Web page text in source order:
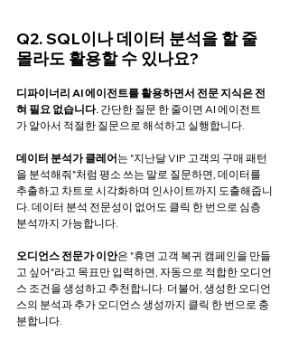
Q2. SQL이나 데이터 분석을 할 줄
몰라도 활용할 수 있나요?
디파이너리 AI 에이전트를 활용하면서 전문 지식은 전
혀 필요 없습니다. 간단한 질문 한 줄이면 AI 에이전트
가 알아서 적절한 질문으로 해석하고 실행합니다.
데이터 분석가 클레어는 "지난달 VIP 고객의 구매 패턴
을 분석해줘"처럼 평소 쓰는 말로 질문하면, 데이터를
추출하고 차트로 시각화하며 인사이트까지 도출해줍니
다. 데이터 분석 전문성이 없어도 클릭 한 번으로 심층
분석까지 가능합니다.
오디언스 전문가 이안은 "휴면 고객 복귀 캠페인을 만들
고 싶어"라고 목표만 입력하면, 자동으로 적합한 오디언
스 조건을 생성하고 추천합니다. 더불어, 생성한 오디언
스의 분석과 추가 오디언스 생성까지 클릭 한 번으로 충
분합니다.